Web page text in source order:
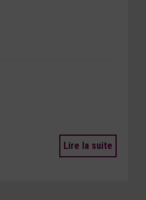
Lire la suite